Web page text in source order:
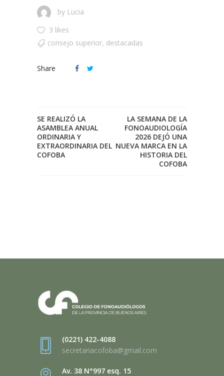
by Lucia
3 likes
consejo superior, destacadas
Share
SE REALIZÓ LA
ASAMBLEA ANUAL
ORDINARIA Y
EXTRAORDINARIA DEL
COFOBA
LA SEMANA DE LA
FONOAUDIOLOGÍA
2026 DEJÓ UNA
NUEVA MARCA EN LA
HISTORIA DEL
COFOBA
(0221) 422-4088
secretariacofoba@gmail.com
Av. 38 N°997 esq. 15